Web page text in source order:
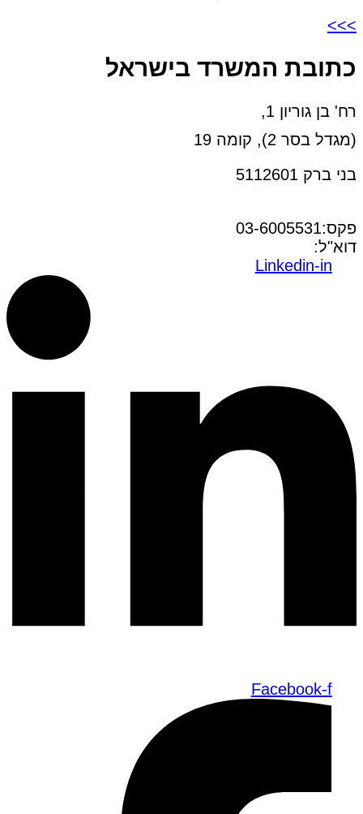
>>>
כתובת המשרד בישראל
רח' בן גוריון 1,
(מגדל בסר 2), קומה 19
בני ברק 5112601
פקס:03-6005531
דוא"ל:
Linkedin-in
Facebook-f